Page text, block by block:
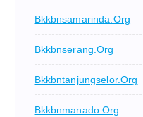
Bkkbnsamarinda.org
Bkkbnserang.org
Bkkbntanjungselor.org
Bkkbnmanado.org